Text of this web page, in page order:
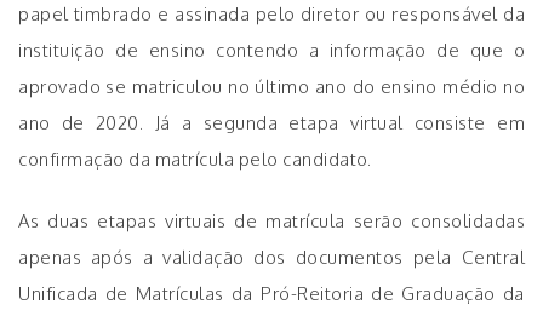
papel timbrado e assinada pelo diretor ou responsável da
instituição de ensino contendo a informação de que o
aprovado se matriculou no último ano do ensino médio no
ano de 2020. Já a segunda etapa virtual consiste em
confirmação da matrícula pelo candidato.
As duas etapas virtuais de matrícula serão consolidadas
apenas após a validação dos documentos pela Central
Unificada de Matrículas da Pró-Reitoria de Graduação da